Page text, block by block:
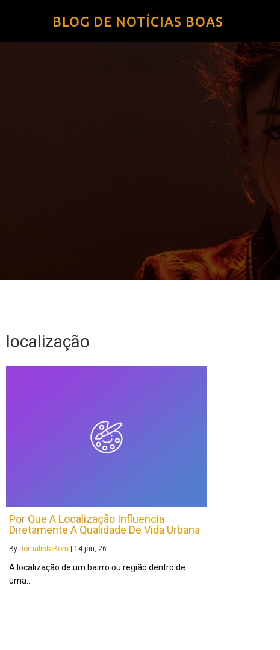
BLOG DE NOTÍCIAS BOAS
localização
Por Que A Localização Influencia
Diretamente A Qualidade De Vida Urbana
By JornalistaBom | 14 jan, 26
A localização de um bairro ou região dentro de
uma…